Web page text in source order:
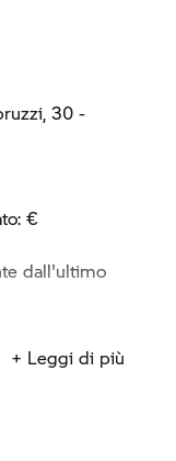
30 -
€
dall'ultimo
+ Leggi di più